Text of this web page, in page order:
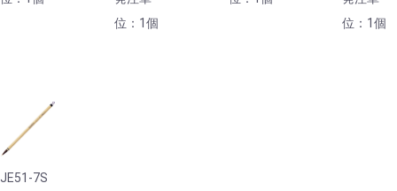
位：1個
位：1個
JE51-7S